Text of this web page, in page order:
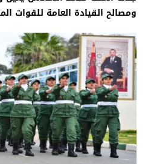
ومصالح القيادة العامة للقوات